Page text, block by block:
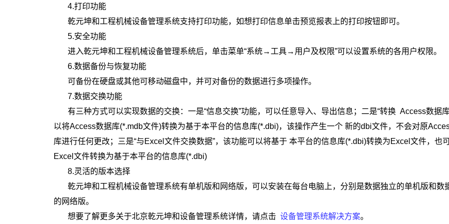
4.打印功能
乾元坤和工程机械设备管理系统支持打印功能，如想打印信息单击预览报表上的打印按钮即可。
5.安全功能
进入乾元坤和工程机械设备管理系统后，单击菜单“系统→工具→用户及权限”可以设置系统的各用户权限。
6.数据备份与恢复功能
可备份在硬盘或其他可移动磁盘中，并可对备份的数据进行多项操作。
7.数据交换功能
有三种方式可以实现数据的交换：一是“信息交换”功能，可以任意导入、导出信息；二是“转换 Access数据
以将Access数据库(*.mdb文件)转换为基于本平台的信息库(*.dbi)，该操作产生一个 新的dbi文件，不会对原
库进行任何更改；三是“与Excel文件交换数据”，该功能可以将基于 本平台的信息库(*.dbi)转换为Excel文件，也
Excel文件转换为基于本平台的信息库(*.dbi)
8.灵活的版本选择
乾元坤和工程机械设备管理系统有单机版和网络版，可以安装在每台电脑上，分别是数据独立的单机版和数
的网络版。
想要了解更多关于北京乾元坤和设备管理系统详情，请点击 设备管理系统解决方案。